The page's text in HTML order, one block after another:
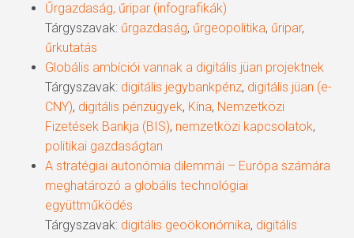
Űrgazdaság, űripar (infografikák)
Tárgyszavak: űrgazdaság, űrgeopolitika, űripar,
űrkutatás
Globális ambíciói vannak a digitális jüan projektnek
Tárgyszavak: digitális jegybankpénz, digitális jüan (e-
CNY), digitális pénzügyek, Kína, Nemzetközi
Fizetések Bankja (BIS), nemzetközi kapcsolatok,
politikai gazdaságtan
A stratégiai autonómia dilemmái – Európa számára
meghatározó a globális technológiai
együttműködés
Tárgyszavak: digitális geoökonómika, digitális